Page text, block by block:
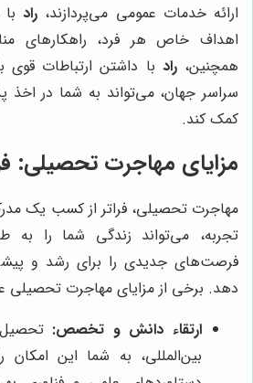
ارائه خدمات عمومی می‌پردازند، رادبا
اهداف خاص هر فرد، راهکارهای
همچنین،راد با داشتن ارتباطات قوی
سراسر جهان، می‌تواند به شما در اخذ
کمک کند.
مزایای مهاجرت تحصیلی:
مهاجرت تحصیلی، فراتر از کسب یک
تجربه، می‌تواند زندگی شما را
فرصت‌های جدیدی را برای رشد و
دهد. برخی از مزایای مهاجرت تحصیلی
ارتقاء دانش و تخصص:
بین‌المللی، به شما این